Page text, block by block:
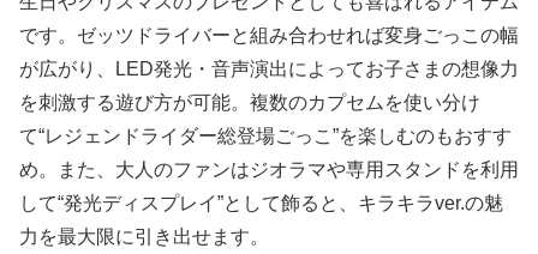
です。ゼッツドライバーと組み合わせれば変身ごっこの幅
が広がり、LED発光・音声演出によってお子さまの想像力
を刺激する遊び方が可能。複数のカプセムを使い分け
て“レジェンドライダー総登場ごっこ”を楽しむのもおすす
め。また、大人のファンはジオラマや専用スタンドを利用
して“発光ディスプレイ”として飾ると、キラキラver.の魅
力を最大限に引き出せます。